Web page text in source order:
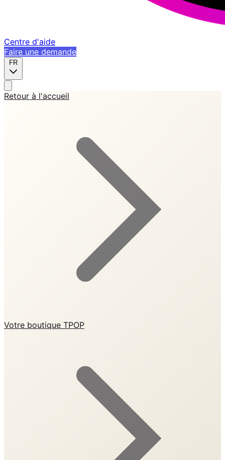
Centre d'aide
Faire une demande
FR
Retour à l'accueil
Votre boutique TPOP